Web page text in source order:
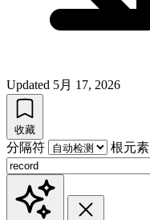
Updated 5月 17, 2026
收藏
分隔符 根元素